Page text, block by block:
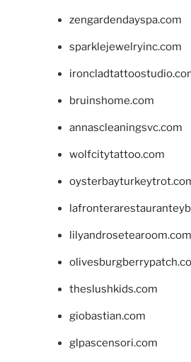
zengardendayspa.com
sparklejewelryinc.com
bruinshome.com
annascleaningsvc.com
wolfcitytattoo.com
lilyandrosetearoom.com
theslushkids.com
giobastian.com
glpascensori.com